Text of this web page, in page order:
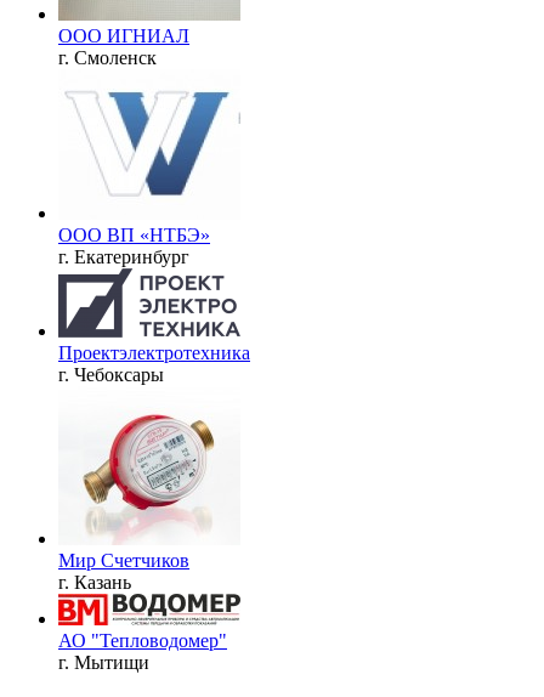
ООО ИГНИАЛ
г. Смоленск
ООО ВП «НТБЭ»
г. Екатеринбург
Проектэлектротехника
г. Чебоксары
Мир Счетчиков
г. Казань
АО "Тепловодомер"
г. Мытищи